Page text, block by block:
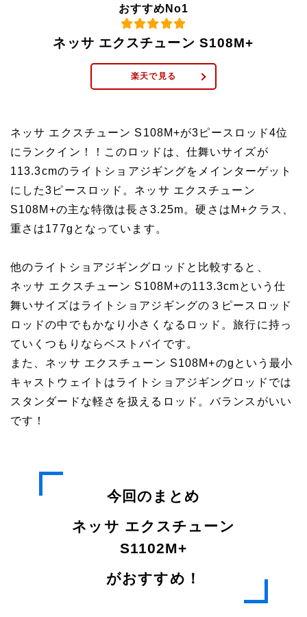
おすすめNo1
ネッサ エクスチューン S108M+
楽天で見る
ネッサ エクスチューン S108M+が3ピースロッド4位
にランクイン！！このロッドは、仕舞いサイズが
113.3cmのライトショアジギングをメインターゲット
にした3ピースロッド。ネッサ エクスチューン
S108M+の主な特徴は長さ3.25m。硬さはM+クラス、
重さは177gとなっています。
他のライトショアジギングロッドと比較すると、
ネッサ エクスチューン S108M+の113.3cmという仕
舞いサイズはライトショアジギングの３ピースロッド
ロッドの中でもかなり小さくなるロッド。旅行に持っ
ていくつもりならベストバイです。
また、ネッサ エクスチューン S108M+のgという最小
キャストウェイトはライトショアジギングロッドでは
スタンダードな軽さを扱えるロッド。バランスがいい
です！
今回のまとめ
ネッサ エクスチューン
S1102M+
がおすすめ！